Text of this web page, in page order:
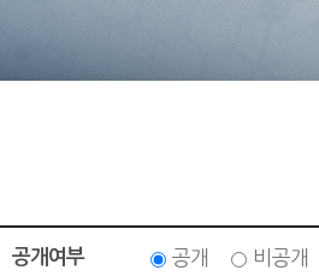
공개여부 공개 비공개